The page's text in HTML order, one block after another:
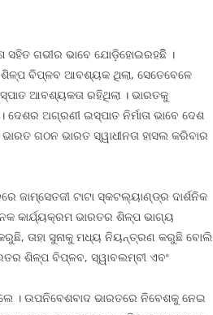
ସହିତ ଗଭୀର ଭାବେ ଯୋଡ଼ିହୋଇରହଛିି ।
ଶିଳ୍ପ ବିପ୍ଳବ ଆବଶ୍ୟକ ଥିଲା, ସେତେବେଳେ
ଆବଶ୍ୟକତା ରହିଥିଲା । ଭାରତକୁ
ଅଗ୍ରଣୀ ଇସ୍ପାତ ନିର୍ମାତା ଭାବେ ଦେଶ
ଗଠନ ଭାରତ ସ୍ୱାଧୀନତା ହାସଲ କରିବାର
ଜାମ୍‌ସେତଜୀ ଟାଟା ସ୍କଟଲ୍ୟାଣ୍ଡ୍‌ର ଦାର୍ଶନିକ
କାର୍ଯ୍ୟକ୍ରମ ଭାରତର ଶିଳ୍ପ ଭାଗ୍ୟ
ତାହା ସୁନାକୁ ମଧ୍ୟ ନିୟନ୍ତ୍ରଣ କରୁଛି ବୋଲି
ଶିଳ୍ପ ବିପ୍ଳବ, ସ୍ୱାବଲମ୍ବୀ ଏବଂ
। ଉପନିବେଶବାଦ ଭାରତରେ ନିବେଶକୁ ନେଇ